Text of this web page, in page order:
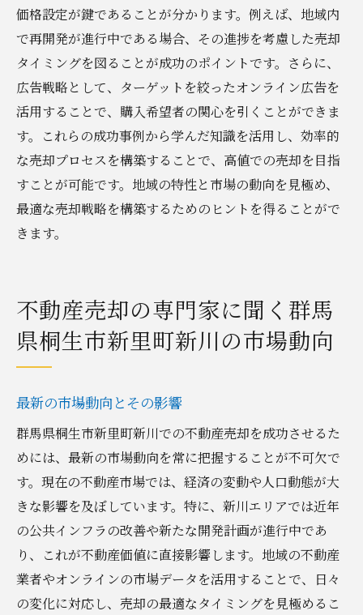
価格設定が鍵であることが分かります。例えば、地域内
で再開発が進行中である場合、その進捗を考慮した売却
タイミングを図ることが成功のポイントです。さらに、
広告戦略として、ターゲットを絞ったオンライン広告を
活用することで、購入希望者の関心を引くことができま
す。これらの成功事例から学んだ知識を活用し、効率的
な売却プロセスを構築することで、高値での売却を目指
すことが可能です。地域の特性と市場の動向を見極め、
最適な売却戦略を構築するためのヒントを得ることがで
きます。
不動産売却の専門家に聞く群馬
県桐生市新里町新川の市場動向
最新の市場動向とその影響
群馬県桐生市新里町新川での不動産売却を成功させるた
めには、最新の市場動向を常に把握することが不可欠で
す。現在の不動産市場では、経済の変動や人口動態が大
きな影響を及ぼしています。特に、新川エリアでは近年
の公共インフラの改善や新たな開発計画が進行中であ
り、これが不動産価値に直接影響します。地域の不動産
業者やオンラインの市場データを活用することで、日々
の変化に対応し、売却の最適なタイミングを見極めるこ